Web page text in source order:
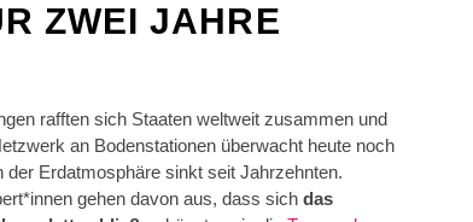
ZWEI JAHRE
rafften sich Staaten weltweit zusammen und
an Bodenstationen überwacht heute noch
Erdatmosphäre sinkt seit Jahrzehnten.
gehen davon aus, dass sich das